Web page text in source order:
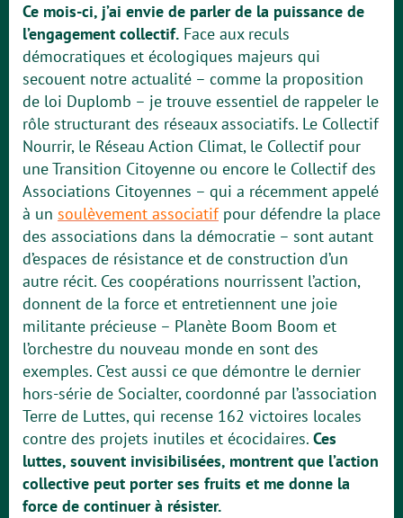
Ce mois-ci, j’ai envie de parler de la puissance de
l’engagement collectif. Face aux reculs
démocratiques et écologiques majeurs qui
secouent notre actualité – comme la proposition
de loi Duplomb – je trouve essentiel de rappeler le
rôle structurant des réseaux associatifs. Le Collectif
Nourrir, le Réseau Action Climat, le Collectif pour
une Transition Citoyenne ou encore le Collectif des
Associations Citoyennes – qui a récemment appelé
à un soulèvement associatifpour défendre la place
des associations dans la démocratie – sont autant
d’espaces de résistance et de construction d’un
autre récit. Ces coopérations nourrissent l’action,
donnent de la force et entretiennent une joie
militante précieuse – Planète Boom Boom et
l’orchestre du nouveau monde en sont des
exemples. C’est aussi ce que démontre le dernier
hors-série de Socialter, coordonné par l’association
Terre de Luttes, qui recense 162 victoires locales
contre des projets inutiles et écocidaires. Ces
luttes, souvent invisibilisées, montrent que l’action
collective peut porter ses fruits et me donne la
force de continuer à résister.